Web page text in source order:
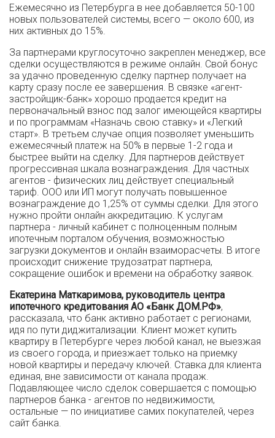
Ежемесячно из Петербурга в нее добавляется 50-100
новых пользователей системы, всего — около 600, из
них активных до 15%.
За партнерами круглосуточно закреплен менеджер, все
сделки осуществляются в режиме онлайн. Свой бонус
за удачно проведенную сделку партнер получает на
карту сразу после ее завершения. В связке «агент-
застройщик-банк» хорошо продается кредит на
первоначальный взнос под залог имеющейся квартиры
и по программам «Назначь свою ставку» и «Легкий
старт». В третьем случае опция позволяет уменьшить
ежемесячный платеж на 50% в первые 1-2 года и
быстрее выйти на сделку. Для партнеров действует
прогрессивная шкала вознаграждения. Для частных
агентов - физических лиц действует специальный
тариф. ООО или ИП могут получать повышенное
вознаграждение до 1,25% от суммы сделки. Для этого
нужно пройти онлайн аккредитацию. К услугам
партнера - личный кабинет с полноценным полным
ипотечным порталом обучения, возможностью
загрузки документов и онлайн взаиморасчеты. В итоге
происходит снижение трудозатрат партнера,
сокращение ошибок и времени на обработку заявок.
Екатерина Маткаримова, руководитель центра
ипотечного кредитования АО «Банк ДОМ.РФ»,
рассказала, что банк активно работает с регионами,
идя по пути диджитализации. Клиент может купить
квартиру в Петербурге через любой канал, не выезжая
из своего города, и приезжает только на приемку
новой квартиры и передачу ключей. Ставка для клиента
единая, вне зависимости от канала продаж.
Подавляющее число сделок совершается с помощью
партнеров банка - агентов по недвижимости,
остальные — по инициативе самих покупателей, через
сайт банка.